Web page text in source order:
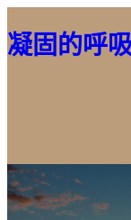
至
容
凝固的呼